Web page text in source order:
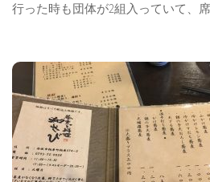
行った時も団体が2組入っていて、